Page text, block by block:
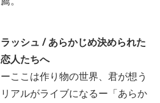
ラッシュ / あらかじめ決められた
恋人たちへ
ーここは作り物の世界、君が想う
リアルがライブになるー「あらか